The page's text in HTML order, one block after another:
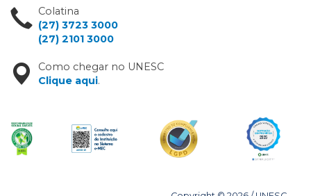
Colatina
(27) 3723 3000
(27) 2101 3000
Como chegar no UNESC
Clique aqui.